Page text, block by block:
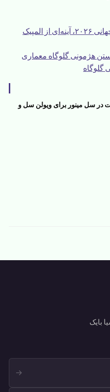
جام جهانی ۲۰۲۶، آینه‌ای از المپیک
معماری
در سل مینور برای ویولن سل و
بایک
→